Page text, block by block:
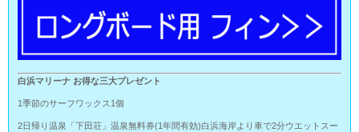
白浜マリーナ お得な三大プレゼント
1季節のサーフワックス1個
2日帰り温泉「下田荘」温泉無料券(1年間有効)白浜海岸より車で2分ウエットスー